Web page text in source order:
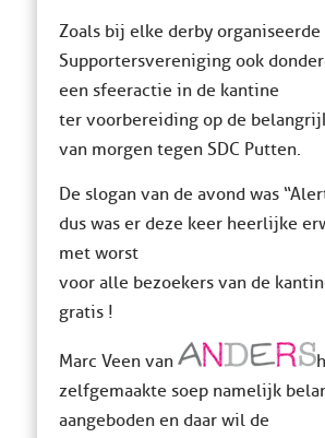
Zoals bij elke derby organiseerde
Supportersvereniging ook
een sfeeractie in de kantine
ter voorbereiding op de
van morgen tegen SDC Putten.
De slogan van de avond was
dus was er deze keer heerlijke
met worst
voor alle bezoekers van de
gratis !
Marc Veen van
zelfgemaakte soep namelijk
aangeboden en daar wil de